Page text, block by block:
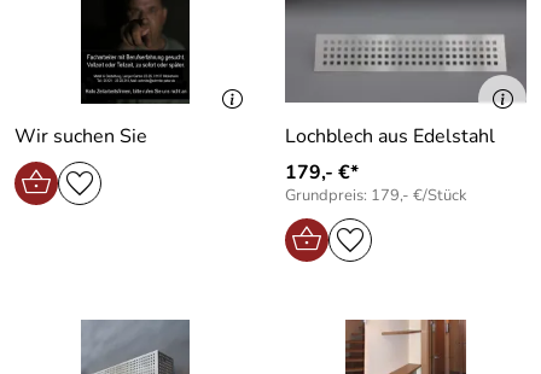
Wir suchen Sie
Lochblech aus Edelstahl
179,- €*
Grundpreis: 179,- €/Stück